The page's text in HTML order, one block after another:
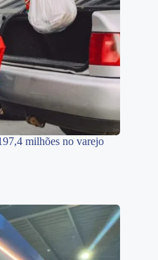
milhões no varejo